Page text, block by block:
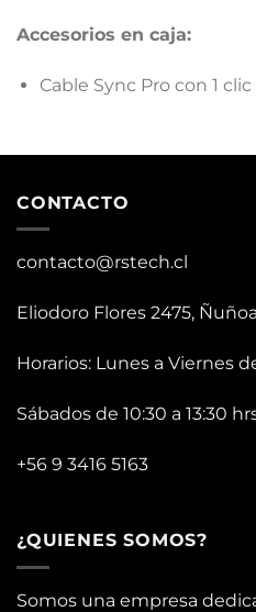
Accesorios en caja:
Cable Sync Pro con 1 clic
CONTACTO
contacto@rstech.cl
Eliodoro Flores 2475,
Horarios: Lunes a Viernes
Sábados de 10:30 a 13:30
+56 9 3416 5163
¿QUIENES SOMOS?
Somos una empresa